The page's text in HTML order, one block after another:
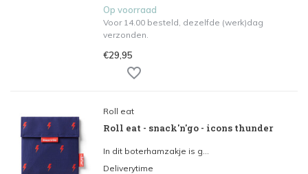
Op voorraad
Voor 14.00 besteld, dezelfde (werk)dag
verzonden.
€29,95
Roll eat
Roll eat - snack'n'go - icons thunder
In dit boterhamzakje is g...
Deliverytime